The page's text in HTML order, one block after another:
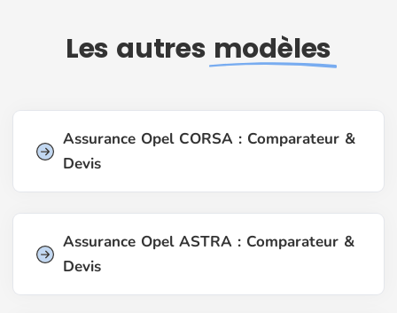
Les autres modèles
Assurance Opel CORSA : Comparateur &
Devis
Assurance Opel ASTRA : Comparateur &
Devis